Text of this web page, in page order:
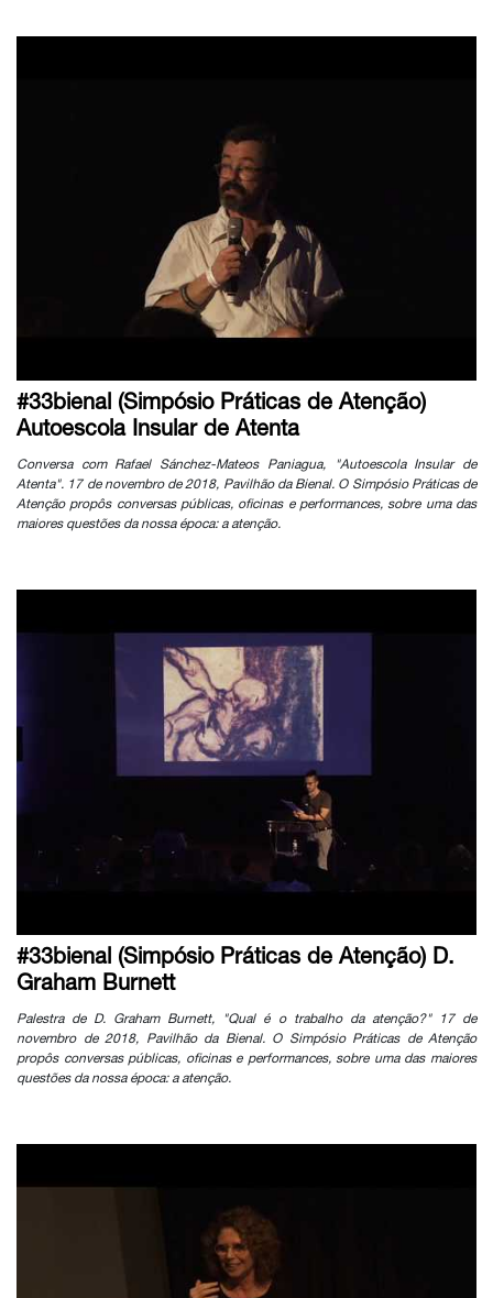
#33bienal (Simpósio Práticas de Atenção)
Autoescola Insular de Atenta
Conversa com Rafael Sánchez-Mateos Paniagua, "Autoescola Insular de
Atenta". 17 de novembro de 2018, Pavilhão da Bienal. O Simpósio Práticas de
Atenção propôs conversas públicas, oficinas e performances, sobre uma das
maiores questões da nossa época: a atenção.
#33bienal (Simpósio Práticas de Atenção) D.
Graham Burnett
Palestra de D. Graham Burnett, "Qual é o trabalho da atenção?" 17 de
novembro de 2018, Pavilhão da Bienal. O Simpósio Práticas de Atenção
propôs conversas públicas, oficinas e performances, sobre uma das maiores
questões da nossa época: a atenção.